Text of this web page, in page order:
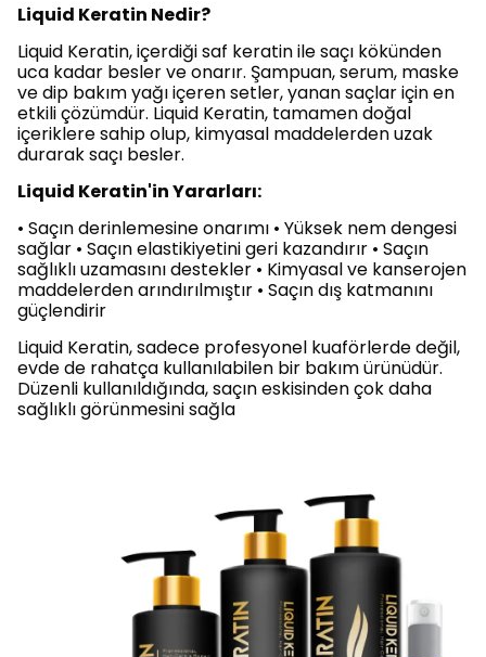
Liquid Keratin Nedir?
Liquid Keratin, içerdiği saf keratin ile saçı kökünden
uca kadar besler ve onarır. Şampuan, serum, maske
ve dip bakım yağı içeren setler, yanan saçlar için en
etkili çözümdür. Liquid Keratin, tamamen doğal
içeriklere sahip olup, kimyasal maddelerden uzak
durarak saçı besler.
Liquid Keratin'in Yararları:
• Saçın derinlemesine onarımı • Yüksek nem dengesi
sağlar • Saçın elastikiyetini geri kazandırır • Saçın
sağlıklı uzamasını destekler • Kimyasal ve kanserojen
maddelerden arındırılmıştır • Saçın dış katmanını
güçlendirir
Liquid Keratin, sadece profesyonel kuaförlerde değil,
evde de rahatça kullanılabilen bir bakım ürünüdür.
Düzenli kullanıldığında, saçın eskisinden çok daha
sağlıklı görünmesini sağla